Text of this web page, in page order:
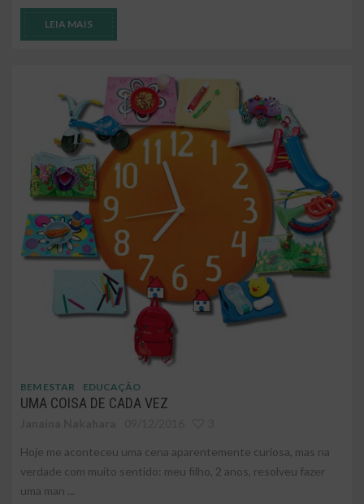
LEIA MAIS
BEM ESTAR EDUCAÇÃO
UMA COISA DE CADA VEZ
Hoje me aconteceu uma cena aparentemente curiosa, mas na
verdade com muito sentido: meu filho, 2 anos, resolveu fazer
uma man ...